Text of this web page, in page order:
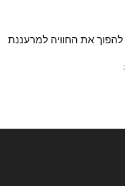
את החוויה למרעננת